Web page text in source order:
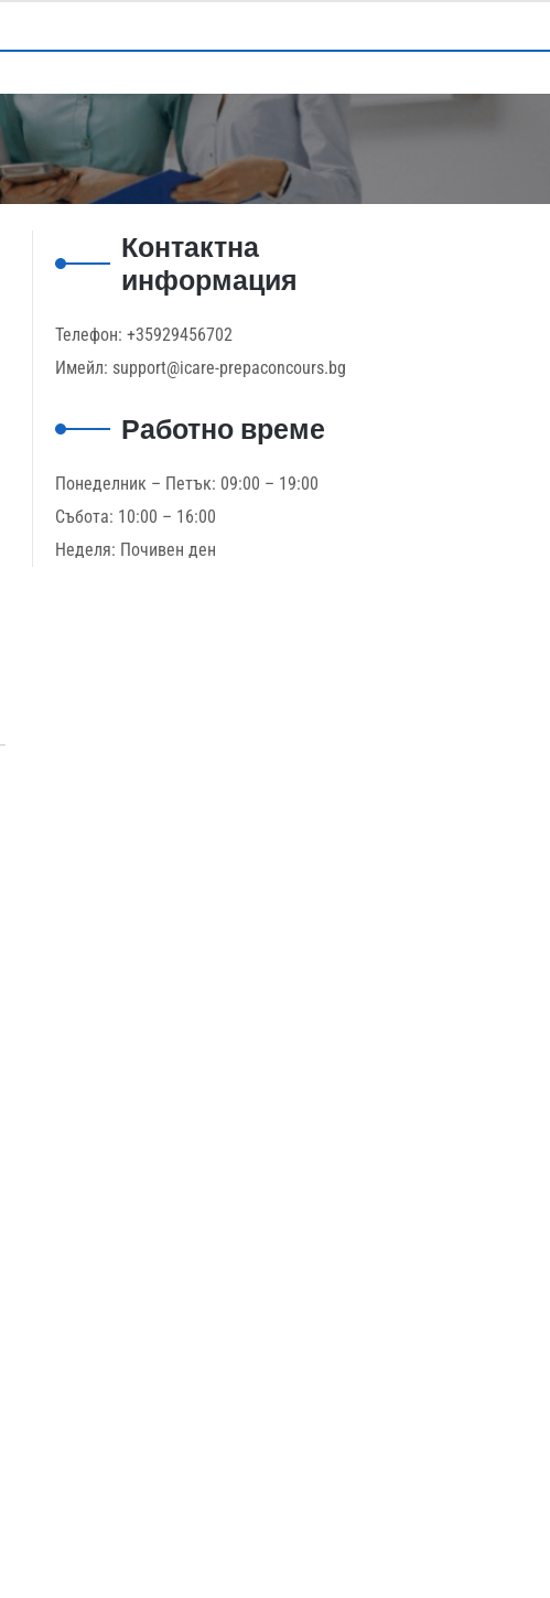
Контактна
информация
Телефон: +35929456702
Имейл: support@icare-prepaconcours.bg
Работно време
Понеделник – Петък: 09:00 – 19:00
Събота: 10:00 – 16:00
Неделя: Почивен ден